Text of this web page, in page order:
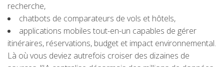
recherche,
chatbots de comparateurs de vols et hôtels,
applications mobiles tout-en-un capables de gérer
itinéraires, réservations, budget et impact environnemental.
Là où vous deviez autrefois croiser des dizaines de